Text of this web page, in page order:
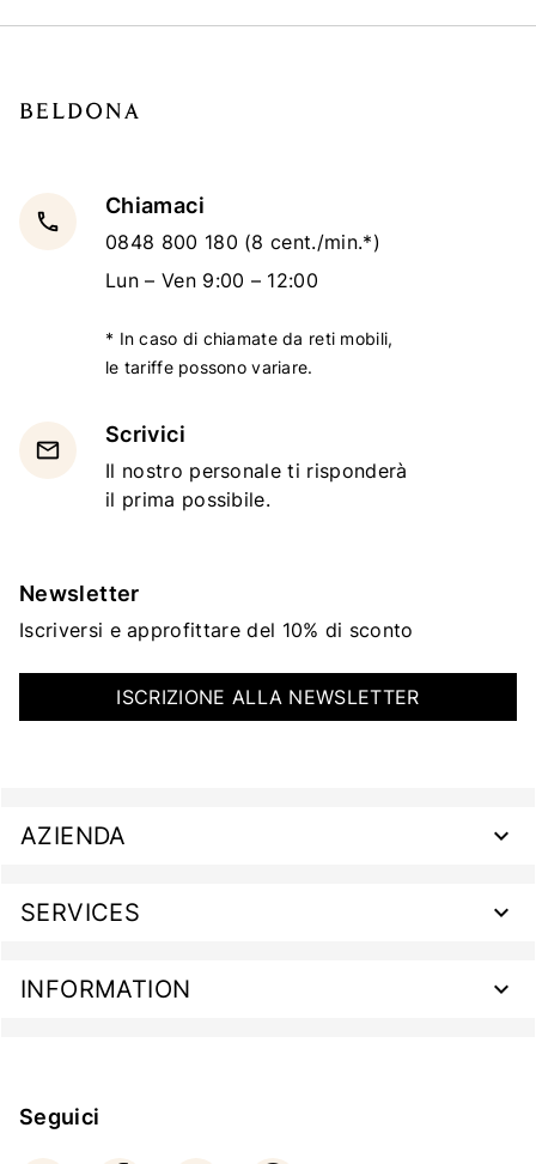
local_phone
Chiamaci
0848 800 180 (8 cent./min.*)
Lun – Ven 9:00 – 12:00
* In caso di chiamate da reti mobili,
le tariffe possono variare.
email
Scrivici
Il nostro personale ti risponderà
il prima possibile.
Newsletter
Iscriversi e approfittare del 10% di sconto
ISCRIZIONE ALLA NEWSLETTER
AZIENDA
SERVICES
INFORMATION
Seguici